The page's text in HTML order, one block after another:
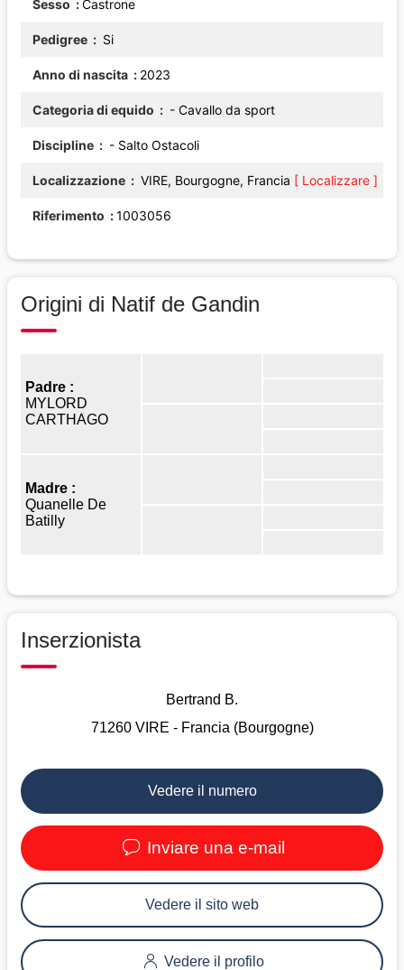
Sesso Castrone
Pedigree Si
Anno di nascita 2023
Categoria di equido - Cavallo da sport
Discipline - Salto Ostacoli
Localizzazione VIRE, Bourgogne, Francia [ Localizzare ]
Riferimento 1003056
Origini di Natif de Gandin
Padre :
MYLORD
CARTHAGO
Madre :
Quanelle De
Batilly
Inserzionista
Bertrand B.
71260 VIRE - Francia (Bourgogne)
Vedere il numero
Inviare una e-mail
Vedere il sito web
Vedere il profilo